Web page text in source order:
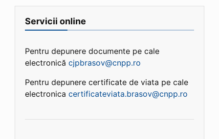
Servicii online
Pentru depunere documente pe cale
electronică cjpbrasov@cnpp.ro
Pentru depunere certificate de viata pe cale
electronica certificateviata.brasov@cnpp.ro